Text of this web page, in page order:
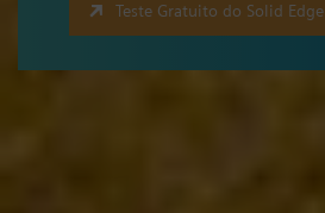
Teste Gratuito do Solid Edge